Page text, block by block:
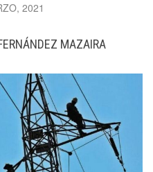
2021
MAZAIRA